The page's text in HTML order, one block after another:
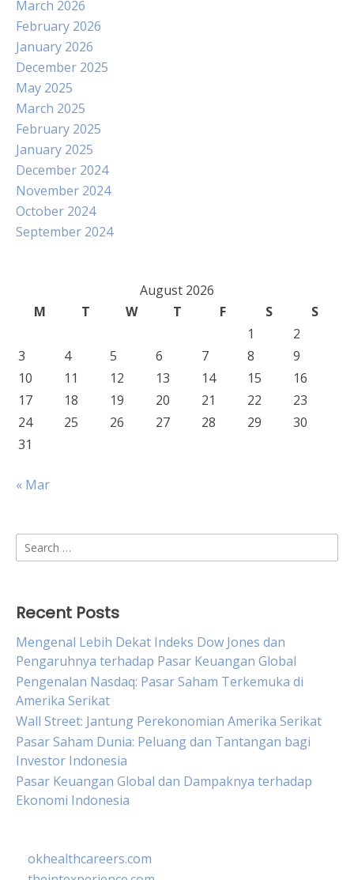
March 2026
February 2026
January 2026
December 2025
May 2025
March 2025
February 2025
January 2025
December 2024
November 2024
October 2024
September 2024
August 2026
M
T W T F S
S
1
2
3
4 5 6 7 8
9
10
11 12 13 14 15
16
17
18 19 20 21 22
23
24
25 26 27 28 29
30
31
« Mar
Search
for:
Recent Posts
Mengenal Lebih Dekat Indeks Dow Jones dan
Pengaruhnya terhadap Pasar Keuangan Global
Pengenalan Nasdaq: Pasar Saham Terkemuka di
Amerika Serikat
Wall Street: Jantung Perekonomian Amerika Serikat
Pasar Saham Dunia: Peluang dan Tantangan bagi
Investor Indonesia
Pasar Keuangan Global dan Dampaknya terhadap
Ekonomi Indonesia
okhealthcareers.com